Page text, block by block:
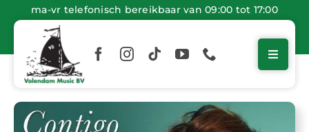
naar
ma-vr telefonisch bereikbaar van 09:00 tot 17:00